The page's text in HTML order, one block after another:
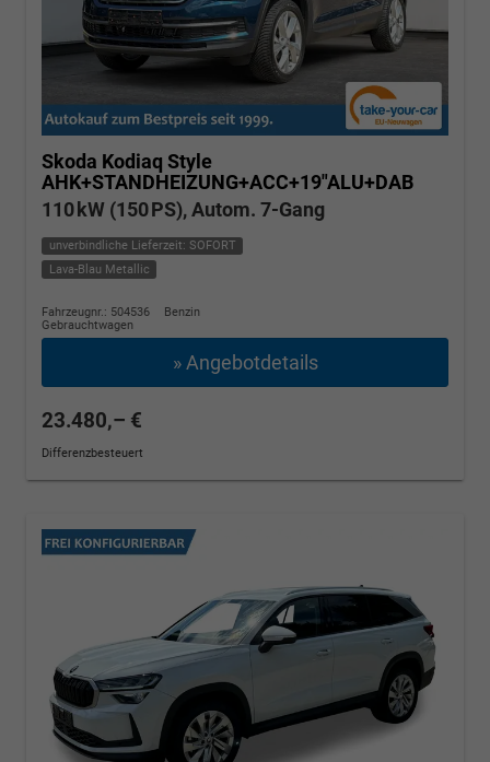
Skoda Kodiaq Style
AHK+STANDHEIZUNG+ACC+19"ALU+DAB
110 kW (150 PS), Autom. 7-Gang
unverbindliche Lieferzeit: SOFORT
Lava-Blau Metallic
Fahrzeugnr.: 504536
Benzin
Gebrauchtwagen
» Angebotdetails
23.480,– €
Differenzbesteuert